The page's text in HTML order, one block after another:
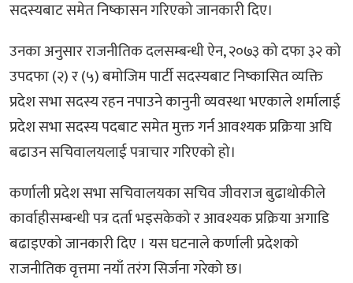
सदस्यबाट समेत निष्कासन गरिएको जानकारी दिए।
उनका अनुसार राजनीतिक दलसम्बन्धी ऐन, २०७३ को दफा ३२ को
उपदफा (२) र (५) बमोजिम पार्टी सदस्यबाट निष्कासित व्यक्ति
प्रदेश सभा सदस्य रहन नपाउने कानुनी व्यवस्था भएकाले शर्मालाई
प्रदेश सभा सदस्य पदबाट समेत मुक्त गर्न आवश्यक प्रक्रिया अघि
बढाउन सचिवालयलाई पत्राचार गरिएको हो।
कर्णाली प्रदेश सभा सचिवालयका सचिव जीवराज बुढाथोकीले
कार्वाहीसम्बन्धी पत्र दर्ता भइसकेको र आवश्यक प्रक्रिया अगाडि
बढाइएको जानकारी दिए । यस घटनाले कर्णाली प्रदेशको
राजनीतिक वृत्तमा नयाँ तरंग सिर्जना गरेको छ।